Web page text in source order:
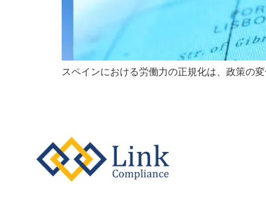
スペインにおける労働力の正規化は、政策の